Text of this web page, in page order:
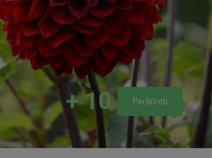
Peržiūrėti
+ 10